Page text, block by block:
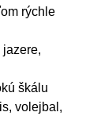
rýchle
škálu
volejbal,